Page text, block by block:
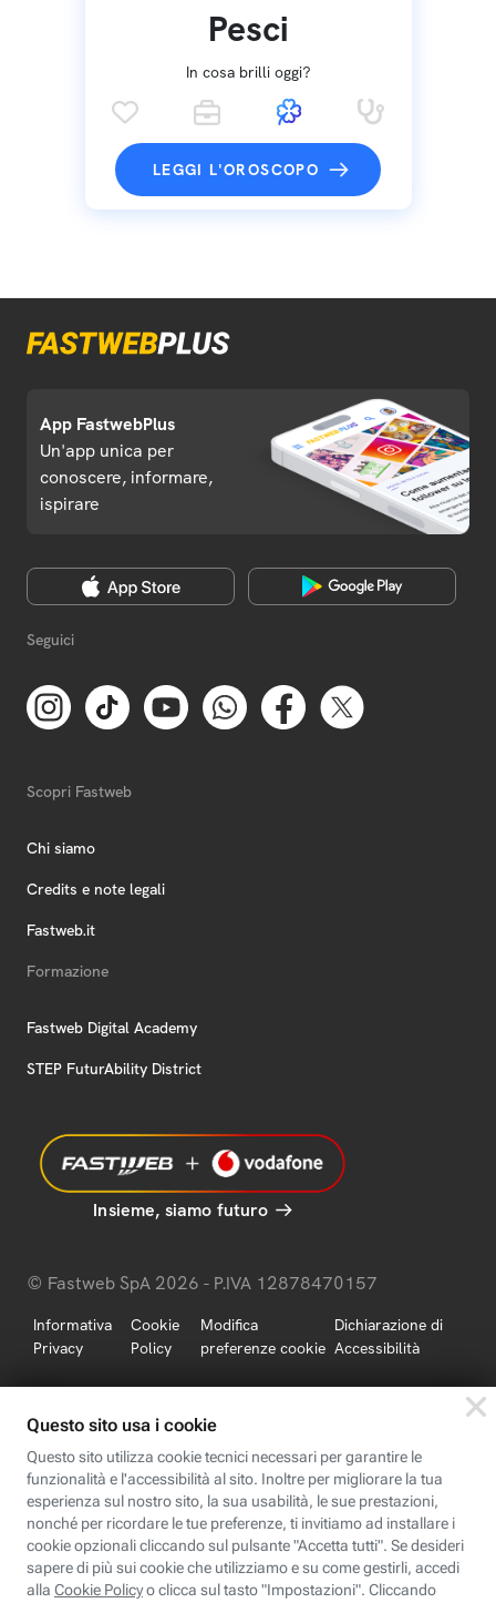
Pesci
In cosa brilli oggi?
LEGGI L'OROSCOPO
App FastwebPlus
Un'app unica per
conoscere, informare,
ispirare
Seguici
Scopri Fastweb
Chi siamo
Credits e note legali
Fastweb.it
Formazione
Fastweb Digital Academy
STEP FuturAbility District
Insieme, siamo futuro
© Fastweb SpA 2026 - P.IVA 12878470157
Informativa
Privacy
Cookie
Policy
Modifica
preferenze cookie
Dichiarazione di
Accessibilità